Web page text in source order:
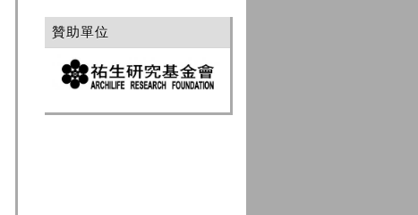
贊助單位